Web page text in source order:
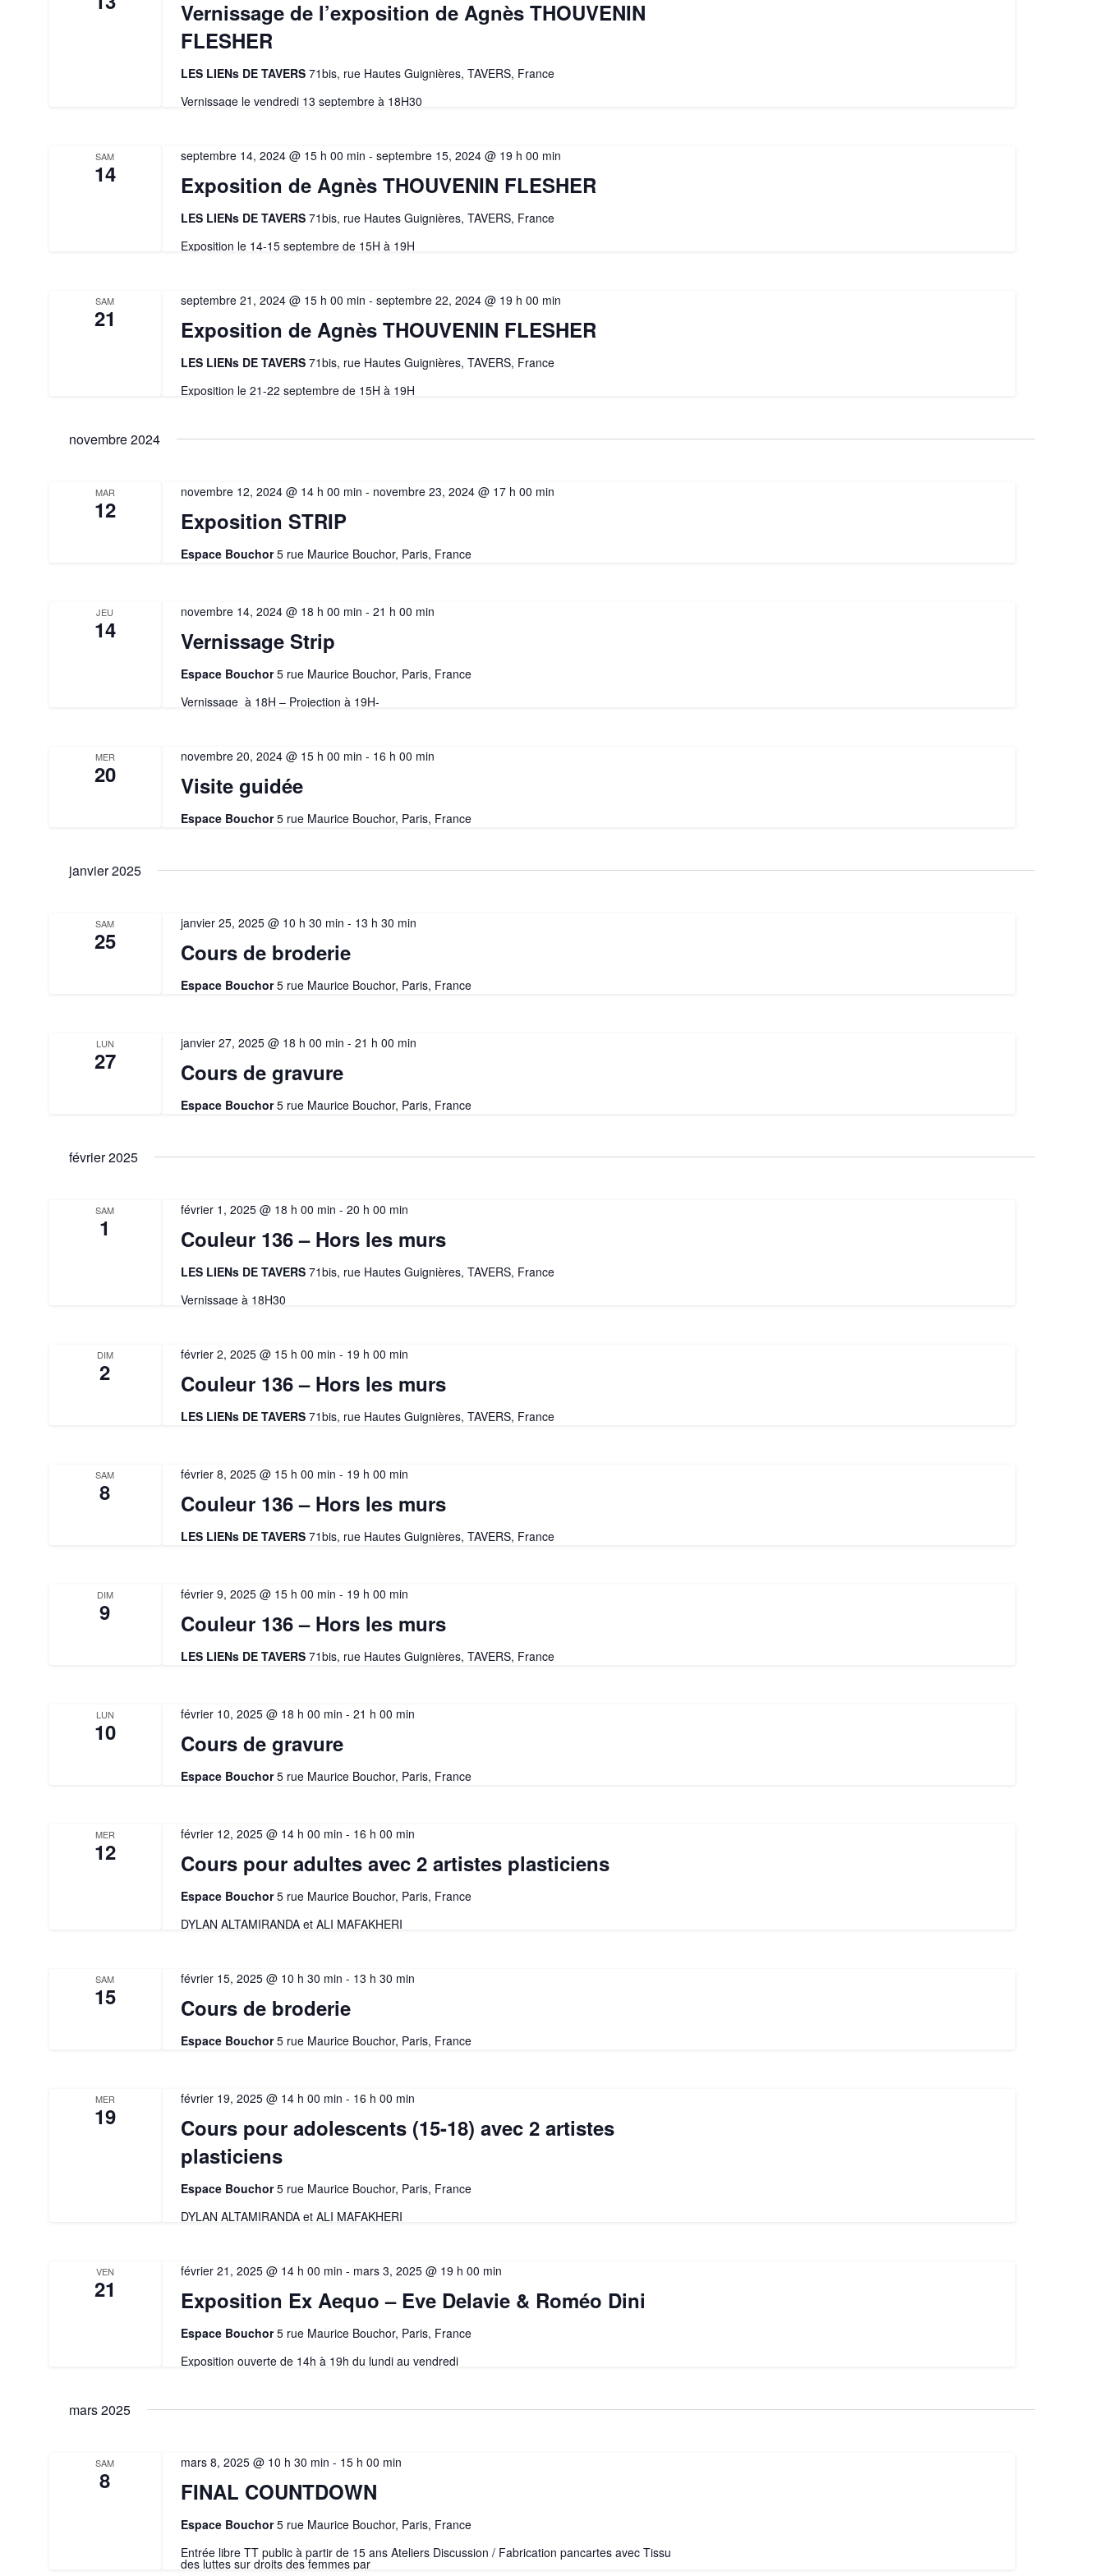
Vernissage de l’exposition de Agnès THOUVENIN
FLESHER
LES LIENs DE TAVERS 71bis, rue Hautes Guignières, TAVERS, France
Vernissage le vendredi 13 septembre à 18H30
SAM
14 Exposition de Agnès THOUVENIN FLESHER
septembre 14, 2024 @ 15 h 00 min - septembre 15, 2024 @ 19 h 00 min
LES LIENs DE TAVERS 71bis, rue Hautes Guignières, TAVERS, France
Exposition le 14-15 septembre de 15H à 19H
SAM
21 Exposition de Agnès THOUVENIN FLESHER
septembre 21, 2024 @ 15 h 00 min - septembre 22, 2024 @ 19 h 00 min
LES LIENs DE TAVERS 71bis, rue Hautes Guignières, TAVERS, France
Exposition le 21-22 septembre de 15H à 19H
novembre 2024
MAR
12 Exposition STRIP
novembre 12, 2024 @ 14 h 00 min - novembre 23, 2024 @ 17 h 00 min
Espace Bouchor5 rue Maurice Bouchor, Paris, France
JEU
14 Vernissage Strip
novembre 14, 2024 @ 18 h 00 min - 21 h 00 min
Espace Bouchor5 rue Maurice Bouchor, Paris, France
Vernissage à 18H – Projection à 19H-
MER
20 Visite guidée
novembre 20, 2024 @ 15 h 00 min - 16 h 00 min
Espace Bouchor5 rue Maurice Bouchor, Paris, France
janvier 2025
SAM
25 Cours de broderie
janvier 25, 2025 @ 10 h 30 min - 13 h 30 min
Espace Bouchor5 rue Maurice Bouchor, Paris, France
LUN
27 Cours de gravure
janvier 27, 2025 @ 18 h 00 min - 21 h 00 min
Espace Bouchor5 rue Maurice Bouchor, Paris, France
février 2025
SAM
1 Couleur 136 – Hors les murs
février 1, 2025 @ 18 h 00 min - 20 h 00 min
LES LIENs DE TAVERS 71bis, rue Hautes Guignières, TAVERS, France
Vernissage à 18H30
DIM
2 Couleur 136 – Hors les murs
février 2, 2025 @ 15 h 00 min - 19 h 00 min
LES LIENs DE TAVERS 71bis, rue Hautes Guignières, TAVERS, France
SAM
8 Couleur 136 – Hors les murs
février 8, 2025 @ 15 h 00 min - 19 h 00 min
LES LIENs DE TAVERS 71bis, rue Hautes Guignières, TAVERS, France
DIM
9 Couleur 136 – Hors les murs
février 9, 2025 @ 15 h 00 min - 19 h 00 min
LES LIENs DE TAVERS 71bis, rue Hautes Guignières, TAVERS, France
LUN
10 Cours de gravure
février 10, 2025 @ 18 h 00 min - 21 h 00 min
Espace Bouchor5 rue Maurice Bouchor, Paris, France
MER
12 Cours pour adultes avec 2 artistes plasticiens
février 12, 2025 @ 14 h 00 min - 16 h 00 min
Espace Bouchor5 rue Maurice Bouchor, Paris, France
DYLAN ALTAMIRANDA et ALI MAFAKHERI
SAM
15 Cours de broderie
février 15, 2025 @ 10 h 30 min - 13 h 30 min
Espace Bouchor5 rue Maurice Bouchor, Paris, France
MER
19
Cours pour adolescents (15-18) avec 2 artistes
plasticiens
février 19, 2025 @ 14 h 00 min - 16 h 00 min
Espace Bouchor5 rue Maurice Bouchor, Paris, France
DYLAN ALTAMIRANDA et ALI MAFAKHERI
VEN
21 Exposition Ex Aequo – Eve Delavie & Roméo Dini
février 21, 2025 @ 14 h 00 min - mars 3, 2025 @ 19 h 00 min
Espace Bouchor5 rue Maurice Bouchor, Paris, France
Exposition ouverte de 14h à 19h du lundi au vendredi
mars 2025
SAM
8 FINAL COUNTDOWN
mars 8, 2025 @ 10 h 30 min - 15 h 00 min
Espace Bouchor5 rue Maurice Bouchor, Paris, France
Entrée libre TT public à partir de 15 ans Ateliers Discussion / Fabrication pancartes avec Tissu
des luttes sur droits des femmes par